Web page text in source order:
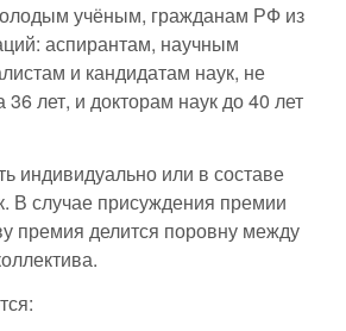
учёным, гражданам РФ из
аспирантам, научным
и кандидатам наук, не
лет, и докторам наук до 40 лет
индивидуально или в составе
В случае присуждения премии
премия делится поровну между